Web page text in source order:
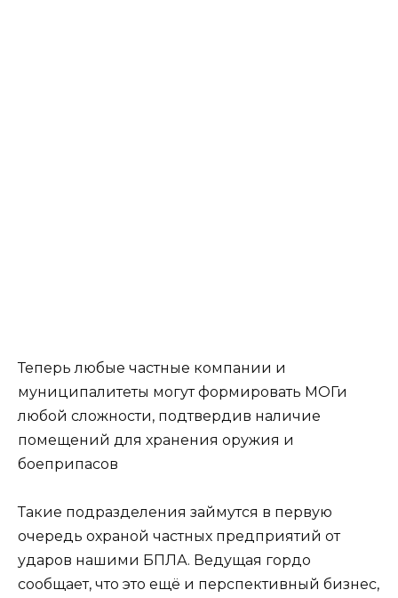
Теперь любые частные компании и
муниципалитеты могут формировать МОГи
любой сложности, подтвердив наличие
помещений для хранения оружия и
боеприпасов
Такие подразделения займутся в первую
очередь охраной частных предприятий от
ударов нашими БПЛА. Ведущая гордо
сообщает, что это ещё и перспективный бизнес,